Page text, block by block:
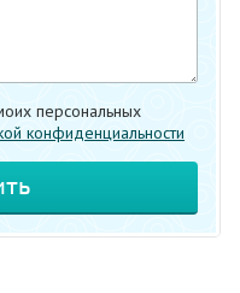
персональных
конфиденциальности